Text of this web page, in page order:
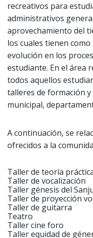
recreativos para
administrativos
aprovechamiento del
los cuales tienen
evolución en los
estudiante. En el área
todos aquellos
talleres de formación
municipal,
A continuación, se
ofrecidos a la
Taller de teoría
Taller de vocalización
Taller génesis del
Taller de proyección
Taller de guitarra
Teatro
Taller cine foro
Taller equidad de